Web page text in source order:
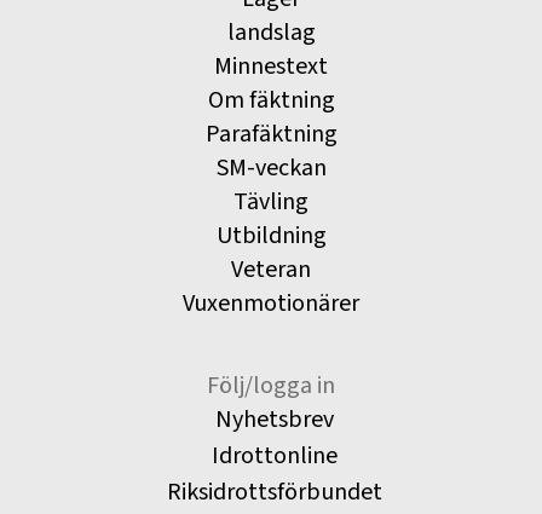
landslag
Minnestext
Om fäktning
Parafäktning
SM-veckan
Tävling
Utbildning
Veteran
Vuxenmotionärer
Följ/logga in
Nyhetsbrev
Idrottonline
Riksidrottsförbundet